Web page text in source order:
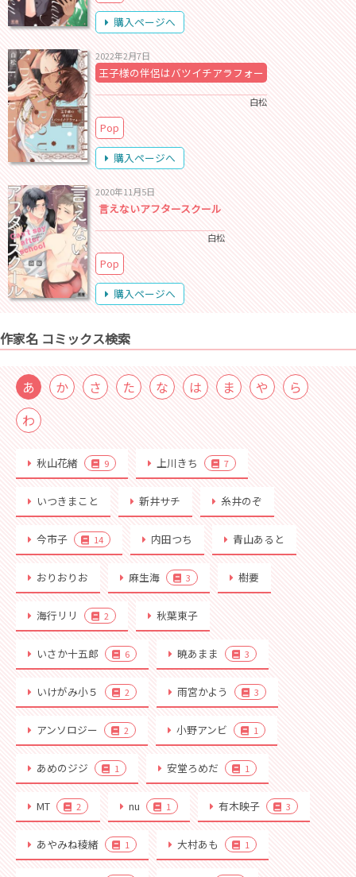
購入ページへ
2022年2月7日
王子様の伴侶はバツイチアラフォー
白松
Pop
購入ページへ
2020年11月5日
言えないアフタースクール
白松
Pop
購入ページへ
作家名 コミックス検索
あ か さ た な は ま や
ら
わ
秋山花緒 9 上川きち 7
いつきまこと 新井サチ 糸井のぞ
今市子 14 内田つち 青山あると
おりおりお 麻生海 3 樹要
海行リリ 2 秋葉東子
いさか十五郎 6 暁あまま 3
いけがみ小５ 2 雨宮かよう 3
アンソロジー 2 小野アンビ 1
あめのジジ 1 安堂ろめだ 1
MT 2 nu 1 有木映子 3
あやみね稜緒 1 大村あも 1